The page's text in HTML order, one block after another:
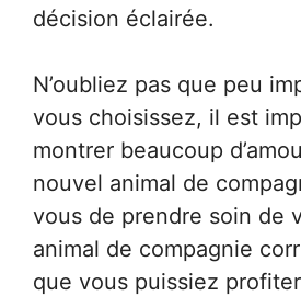
décision éclairée.
N’oubliez pas que peu
vous choisissez, il est
montrer beaucoup
nouvel animal de
vous de prendre soin de
animal de compagnie
que vous puissiez